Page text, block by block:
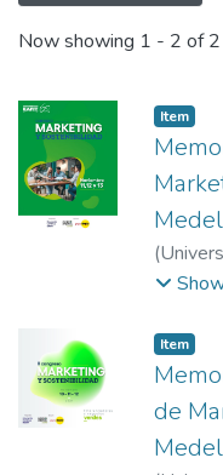
Now showing 1 - 2 of 2
Item
(
Alzate,
Item
de